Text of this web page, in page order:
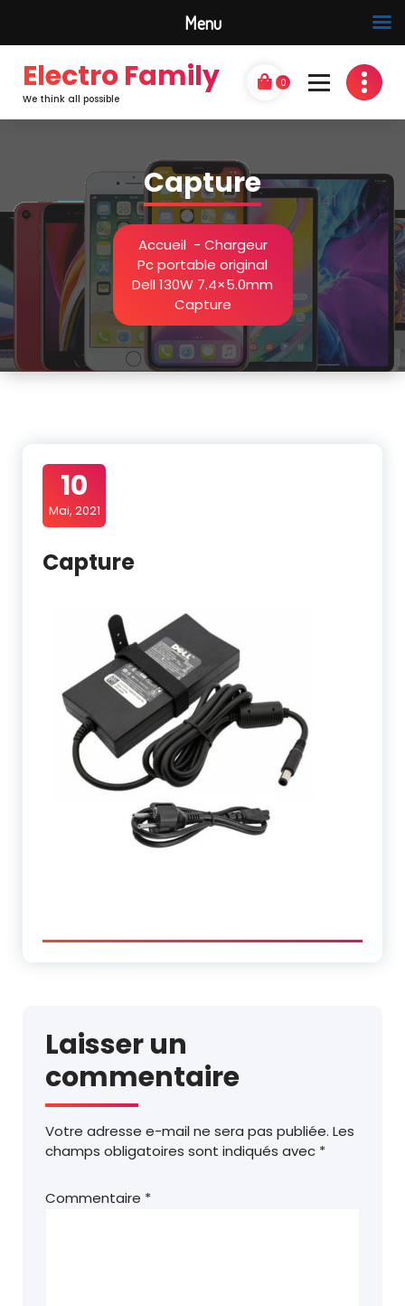
Electro Family
We think all possible
0
Capture
Accueil- Chargeur
Pc portable original
Dell 130W 7.4×5.0mm
Capture
10
Mai, 2021
Capture
Laisser un
commentaire
Votre adresse e-mail ne sera pas publiée. Les
champs obligatoires sont indiqués avec *
Commentaire *
Menu